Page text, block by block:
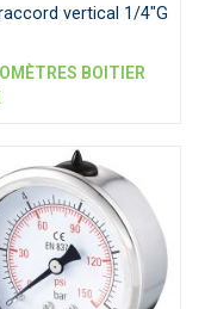
vertical 1/4"G
BOITIER